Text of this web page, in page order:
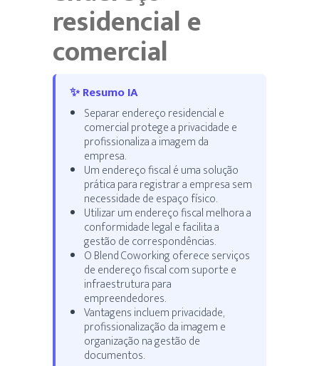
residencial e
comercial
✨ Resumo IA
Separar endereço residencial e
comercial protege a privacidade e
profissionaliza a imagem da
empresa.
Um endereço fiscal é uma solução
prática para registrar a empresa sem
necessidade de espaço físico.
Utilizar um endereço fiscal melhora a
conformidade legal e facilita a
gestão de correspondências.
O Blend Coworking oferece serviços
de endereço fiscal com suporte e
infraestrutura para
empreendedores.
Vantagens incluem privacidade,
profissionalização da imagem e
organização na gestão de
documentos.